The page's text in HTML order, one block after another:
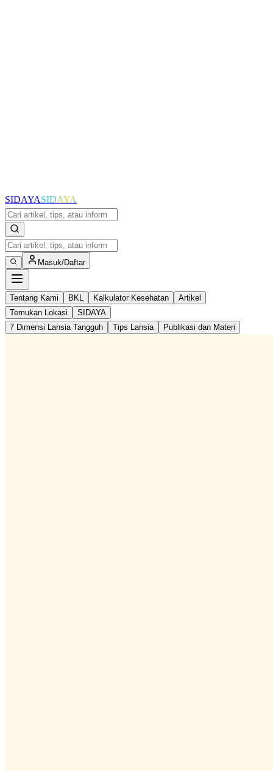
SIDAYASIDAYA
Masuk/Daftar
Tentang Kami BKL Kalkulator Kesehatan
Artikel
Temukan Lokasi
SIDAYA
7 Dimensi Lansia Tangguh
Tips Lansia Publikasi dan Materi